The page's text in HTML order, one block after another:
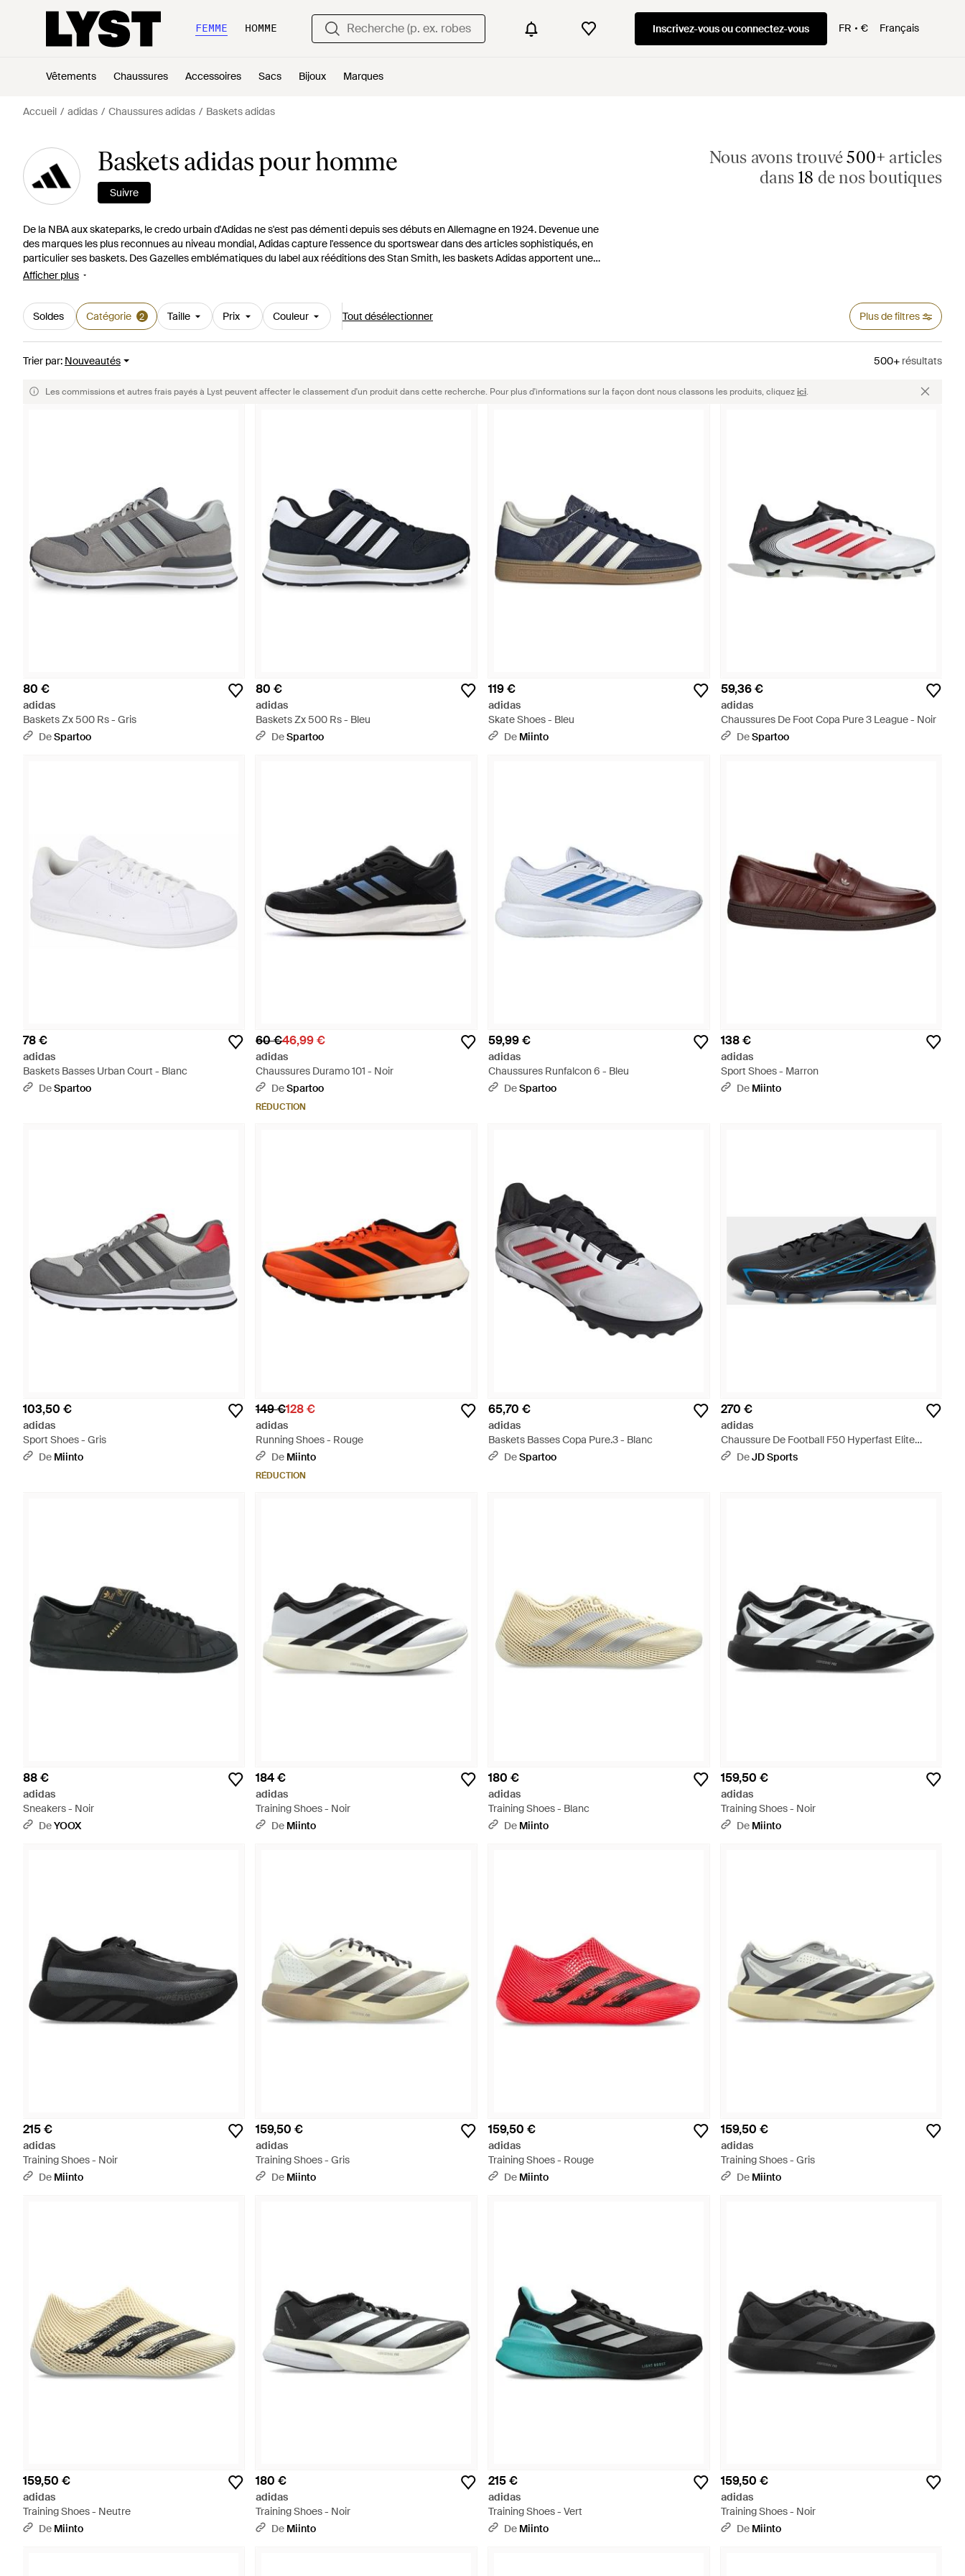
FEMME HOMME Inscrivez-vous ou connectez-vous FR € Français
Vêtements Chaussures Accessoires Sacs Bijoux Marques
Accueil adidas Chaussures adidas Baskets adidas
Baskets adidas pour homme
Suivre
De la NBA aux skateparks, le credo urbain d'Adidas ne s'est pas démenti depuis ses débuts en Allemagne en 1924. Devenue une
des marques les plus reconnues au niveau mondial, Adidas capture l'essence du sportswear dans des articles sophistiqués, en
particulier ses baskets. Des Gazelles emblématiques du label aux rééditions des Stan Smith, les baskets Adidas apportent une
touche décontractée aussi bien sur un terrain de sport qu'en ville.
Afficher plus
Nous avons trouvé500+ articles
dans 18 de nos boutiques
Soldes Catégorie 2 Taille Prix Couleur Tout désélectionner Plus de filtres
Trier par: Nouveautés 500+ résultats
Les commissions et autres frais payés à Lyst peuvent affecter le classement d'un produit dans cette recherche. Pour plus d'informations sur la façon dont nous classons les produits, cliquezici.
80 €
adidas
Baskets Zx 500 Rs - Gris
DeSpartoo
80 €
adidas
Baskets Zx 500 Rs - Bleu
DeSpartoo
119 €
adidas
Skate Shoes - Bleu
De Miinto
59,36 €
adidas
Chaussures De Foot Copa Pure 3 League - Noir
DeSpartoo
78 €
adidas
Baskets Basses Urban Court - Blanc
DeSpartoo
60 €46,99 €
adidas
Chaussures Duramo 101 - Noir
DeSpartoo
RÉDUCTION
59,99 €
adidas
Chaussures Runfalcon 6 - Bleu
DeSpartoo
138 €
adidas
Sport Shoes - Marron
De Miinto
103,50 €
adidas
Sport Shoes - Gris
De Miinto
149 €128 €
adidas
Running Shoes - Rouge
De Miinto
RÉDUCTION
65,70 €
adidas
Baskets Basses Copa Pure.3 - Blanc
DeSpartoo
270 €
adidas
Chaussure De Football F50 Hyperfast Elite
Terrain Souple - Noir
DeJD Sports
88 €
adidas
Sneakers - Noir
DeYOOX
184 €
adidas
Training Shoes - Noir
De Miinto
180 €
adidas
Training Shoes - Blanc
De Miinto
159,50 €
adidas
Training Shoes - Noir
De Miinto
215 €
adidas
Training Shoes - Noir
De Miinto
159,50 €
adidas
Training Shoes - Gris
De Miinto
159,50 €
adidas
Training Shoes - Rouge
De Miinto
159,50 €
adidas
Training Shoes - Gris
De Miinto
159,50 €
adidas
Training Shoes - Neutre
De Miinto
180 €
adidas
Training Shoes - Noir
De Miinto
215 €
adidas
Training Shoes - Vert
De Miinto
159,50 €
adidas
Training Shoes - Noir
De Miinto